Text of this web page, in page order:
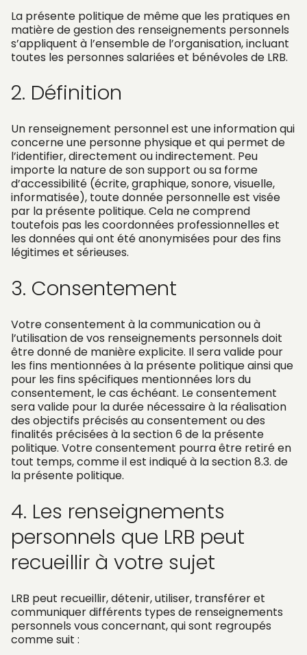
La présente politique de même que les pratiques en
matière de gestion des renseignements personnels
s’appliquent à l’ensemble de l’organisation, incluant
toutes les personnes salariées et bénévoles de LRB.
2. Définition
Un renseignement personnel est une information qui
concerne une personne physique et qui permet de
l’identifier, directement ou indirectement. Peu
importe la nature de son support ou sa forme
d’accessibilité (écrite, graphique, sonore, visuelle,
informatisée), toute donnée personnelle est visée
par la présente politique. Cela ne comprend
toutefois pas les coordonnées professionnelles et
les données qui ont été anonymisées pour des fins
légitimes et sérieuses.
3. Consentement
Votre consentement à la communication ou à
l’utilisation de vos renseignements personnels doit
être donné de manière explicite. Il sera valide pour
les fins mentionnées à la présente politique ainsi que
pour les fins spécifiques mentionnées lors du
consentement, le cas échéant. Le consentement
sera valide pour la durée nécessaire à la réalisation
des objectifs précisés au consentement ou des
finalités précisées à la section 6 de la présente
politique. Votre consentement pourra être retiré en
tout temps, comme il est indiqué à la section 8.3. de
la présente politique.
4. Les renseignements
personnels que LRB peut
recueillir à votre sujet
LRB peut recueillir, détenir, utiliser, transférer et
communiquer différents types de renseignements
personnels vous concernant, qui sont regroupés
comme suit :